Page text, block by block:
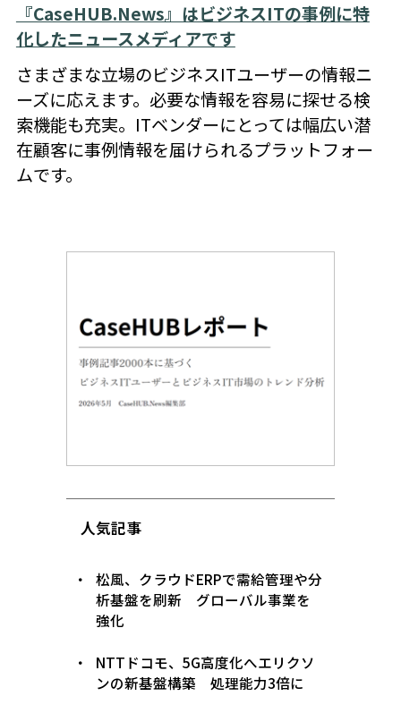
『CaseHUB.News』はビジネスITの事例に特
化したニュースメディアです
さまざまな立場のビジネスITユーザーの情報ニ
ーズに応えます。必要な情報を容易に探せる検
索機能も充実。ITベンダーにとっては幅広い潜
在顧客に事例情報を届けられるプラットフォー
ムです。
人気記事
松風、クラウドERPで需給管理や分
析基盤を刷新 グローバル事業を
強化
NTTドコモ、5G高度化へエリクソ
ンの新基盤構築 処理能力3倍に